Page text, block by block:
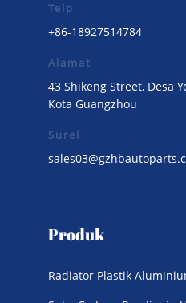
Telp
+86-18927514784
Alamat
43 Shikeng Street, Desa
Kota Guangzhou
Surel
Produk
Radiator Plastik